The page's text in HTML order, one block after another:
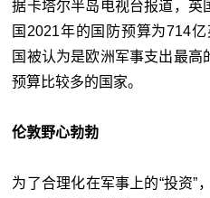
据卡塔尔半岛电视台报道，英
国2021年的国防预算为714
国被认为是欧洲军事支出最
预算比较多的国家。
伦敦野心勃勃
为了合理化在军事上的“投资”